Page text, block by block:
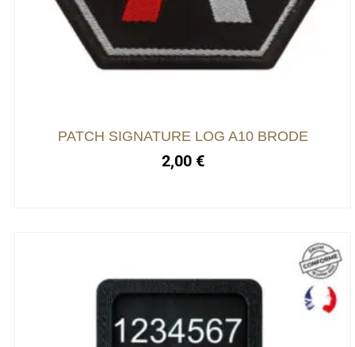
PATCH SIGNATURE LOG A10 BRODE
2,00 €